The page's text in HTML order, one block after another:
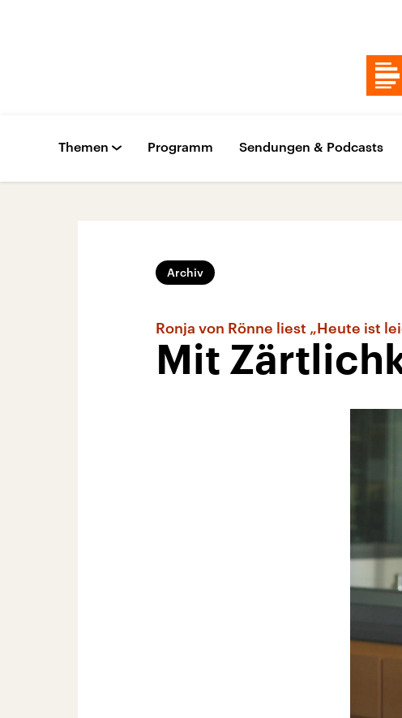
Themen Programm Sendungen & Podcasts
Archiv
Ronja von Rönne liest „Heute ist
Mit